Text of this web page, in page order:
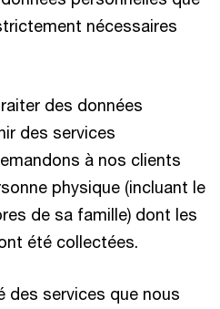
nécessaires
des données
des services
à nos clients
physique (incluant le
de sa famille) dont les
été collectées.
des services que nous